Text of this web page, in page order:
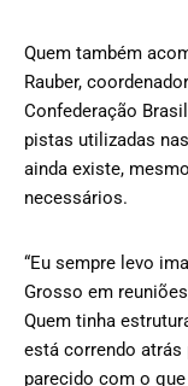
Quem também
Rauber,
Confederação
pistas utilizadas
ainda existe,
necessários.
“Eu sempre levo
Grosso em
Quem tinha
está correndo atrás
parecido com o